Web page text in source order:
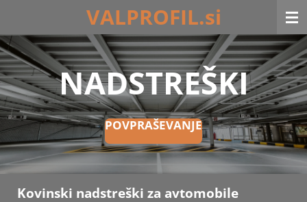
main
content
VALPROFIL.si
NADSTREŠKI
POVPRAŠEVANJE
Kovinski nadstreški za avtomobile